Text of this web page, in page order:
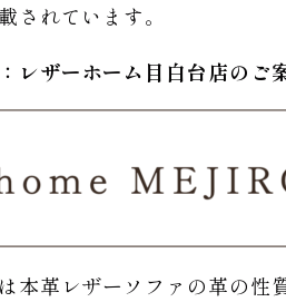
されています。
レザーホーム 目白台店のご
本革レザーソファの革の